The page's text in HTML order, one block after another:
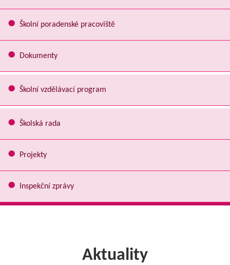
Školní poradenské pracoviště
Dokumenty
Školní vzdělávací program
Školská rada
Projekty
Inspekční zprávy
Aktuality